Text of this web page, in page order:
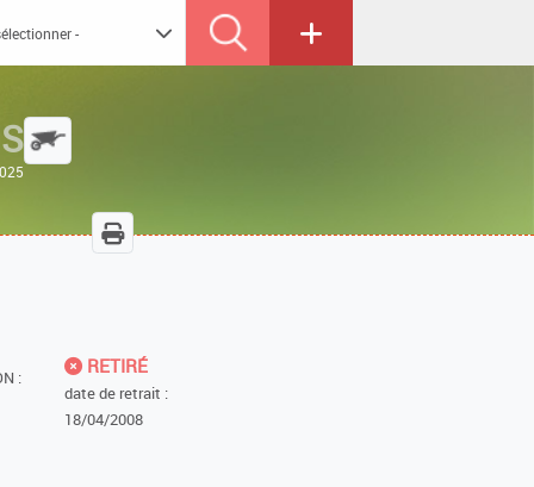
:
RETIRÉ
date de retrait :
18/04/2008